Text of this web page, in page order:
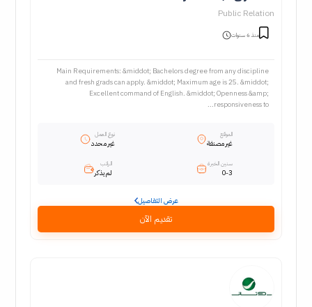
Public Relation
منذ 6 سنوات
Main Requirements: &middot; Bachelors degree from any discipline
and fresh grads can apply. &middot; Maximum age is 25. &middot;
Excellent command of English. &middot; Openness &amp;
responsiveness to...
الموقع
غير مصنفة
نوع العمل
غير محدد
سنين الخبرة
0-3
الراتب
لم يذكر
عرض التفاصيل
تقديم الآن